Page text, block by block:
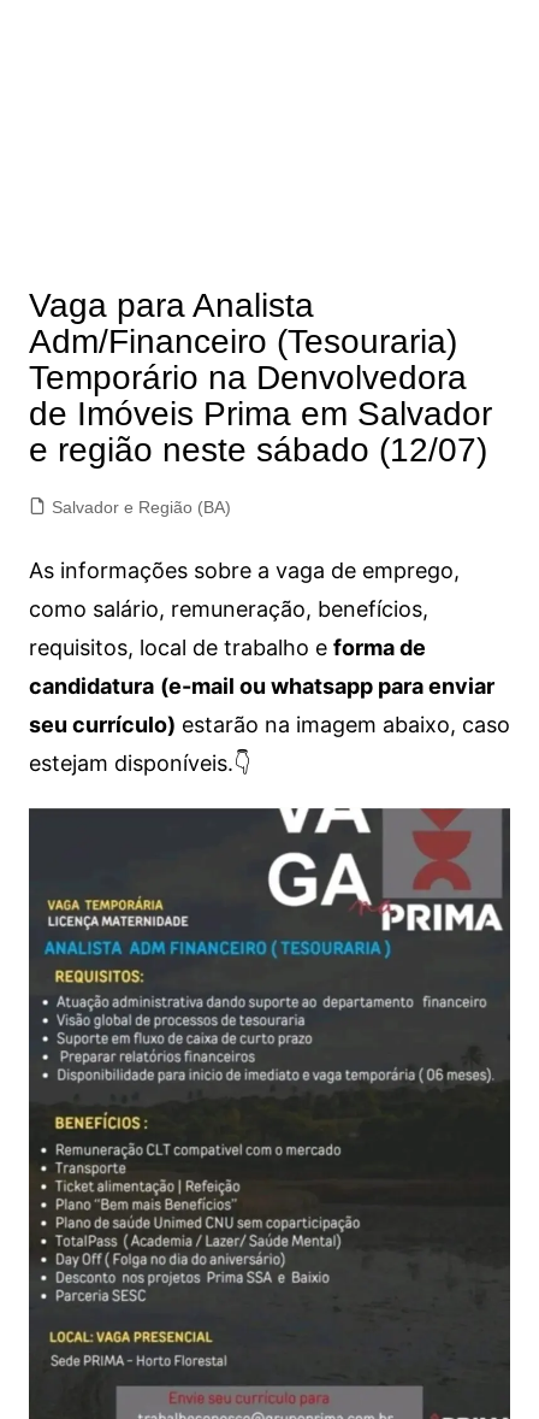
Vaga para Analista
Adm/Financeiro (Tesouraria)
Temporário na Denvolvedora
de Imóveis Prima em Salvador
e região neste sábado (12/07)
Salvador e Região (BA)
As informações sobre a vaga de emprego,
como salário, remuneração, benefícios,
requisitos, local de trabalho e forma de
candidatura (e-mail ou whatsapp para enviar
seu currículo) estarão na imagem abaixo, caso
estejam disponíveis.👇